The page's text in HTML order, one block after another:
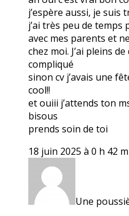
j’espère aussi, je
j’ai très peu de temps
avec mes parents et
chez moi. J’ai pleins
compliqué
sinon cv j’avais une
cool!!
et ouiii j’attends ton
bisous
prends soin de toi
18 juin 2025 à 0 h 42
Une